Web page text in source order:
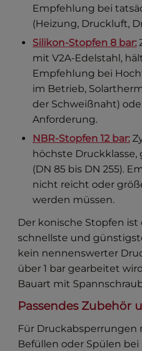
Empfehlung bei
(Heizung, Druckluft,
Silikon-Stopfen 8 bar:
mit V2A-Edelstahl,
Empfehlung bei
im Betrieb,
der Schweißnaht)
Anforderung.
NBR-Stopfen 12 bar:
höchste
(DN 85 bis DN 255).
nicht reicht oder
werden müssen.
Der konische Stopfen ist
schnellste und
kein nennenswerter
über 1 bar gearbeitet
Bauart mit
Passendes Zubehör
Für
Befüllen oder Spülen